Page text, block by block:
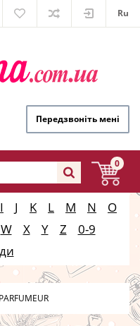
Ru
Передзвоніть мені
0
I J K L M N
O
W X Y Z
0-9